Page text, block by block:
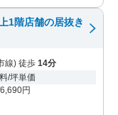
1階店舗の居抜き
線) 徒歩 14分
/坪単価
6,690円